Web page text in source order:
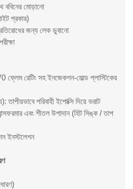
ববিনের মোড়ানো
প্রকার)
জন্য লেক ডুবানো
রেটিং সহ ইনজেকশন-মোল্ড প্লাস্টিকের
তাপীয়ভাবে পরিবাহী ইপোক্সি দিয়ে ভরাট
এবং শীতল উপাদান (হিট সিঙ্ক / তাপ
ইনস্টলেশন